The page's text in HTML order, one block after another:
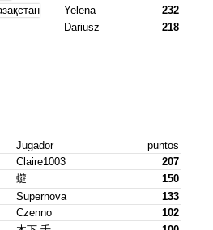
Yelena
232
Dariusz 218
Jugador
puntos
Claire1003
207
䗴
150
Supernova
133
Czenno
102